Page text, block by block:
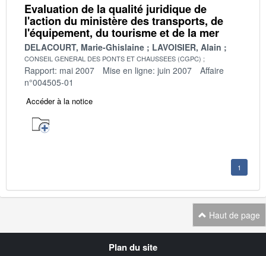
Evaluation de la qualité juridique de
l'action du ministère des transports, de
l'équipement, du tourisme et de la mer
DELACOURT, Marie-Ghislaine LAVOISIER, Alain
CONSEIL GENERAL DES PONTS ET CHAUSSEES (CGPC)
Rapport: mai 2007 Mise en ligne: juin 2007
Affaire
n°004505-01
Accéder à la notice
1
Haut de page
Plan du site